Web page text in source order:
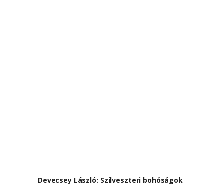
Devecsey László: Szilveszteri bohóságok